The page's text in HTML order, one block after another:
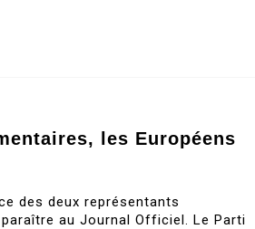
les Européens
des deux représentants
au Journal Officiel. Le Parti